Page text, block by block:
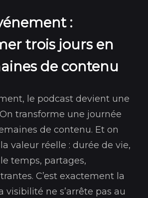
:
trois jours en
de contenu
le podcast devient une
transforme une journée
de contenu. Et on
valeur réelle : durée de vie,
temps, partages,
C’est exactement la
visibilité ne s’arrête pas au